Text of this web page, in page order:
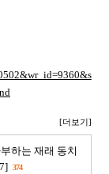
[더보기]
하는 재래 동치
374